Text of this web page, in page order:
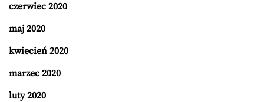
czerwiec 2020
maj 2020
kwiecień 2020
marzec 2020
luty 2020